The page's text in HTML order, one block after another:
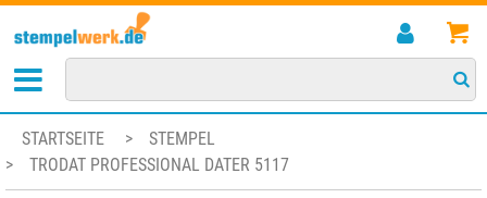
STARTSEITE >
STEMPEL
>
TRODAT PROFESSIONAL DATER 5117